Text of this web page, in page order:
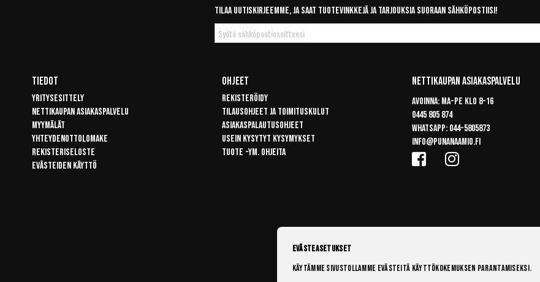
Tilaa uutiskirjeemme, ja saat tuotevinkkejä ja tarjouksia suoraan sähköpostiisi!
Tilaa
uutiskirje
Tiedot
Yritysesittely
Nettikaupan asiakaspalvelu
Myymälät
Yhteydenottolomake
Rekisteriseloste
Evästeiden käyttö
Ohjeet
Rekisteröidy
Tilausohjeet ja toimituskulut
Asiakaspalautusohjeet
Usein kysytyt kysymykset
Tuote -ym. ohjeita
Nettikaupan Asiakaspalvelu
Avoinna: Ma-pe klo 8-16
0445 805 874
Whatsapp: 044-5805873
info@punanaamio.fi
Evästeasetukset
Käytämme sivustollamme evästeitä käyttökokemuksen parantamiseksi.